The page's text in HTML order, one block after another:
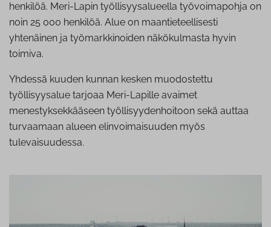
henkilöä. Meri-Lapin työllisyysalueella työvoimapohja on
noin 25 000 henkilöä. Alue on maantieteellisesti
yhtenäinen ja työmarkkinoiden näkökulmasta hyvin
toimiva.
Yhdessä kuuden kunnan kesken muodostettu
työllisyysalue tarjoaa Meri-Lapille avaimet
menestyksekkääseen työllisyydenhoitoon sekä auttaa
turvaamaan alueen elinvoimaisuuden myös
tulevaisuudessa.